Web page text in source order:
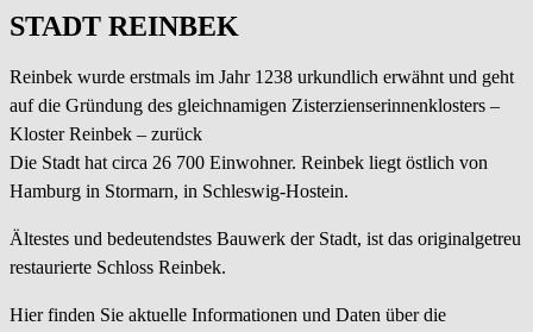
STADT REINBEK
Reinbek wurde erstmals im Jahr 1238 urkundlich erwähnt und geht
auf die Gründung des gleichnamigen Zisterzienserinnenklosters –
Kloster Reinbek – zurück
Die Stadt hat circa 26 700 Einwohner. Reinbek liegt östlich von
Hamburg in Stormarn, in Schleswig-Hostein.
Ältestes und bedeutendstes Bauwerk der Stadt, ist das originalgetreu
restaurierte Schloss Reinbek.
Hier finden Sie aktuelle Informationen und Daten über die